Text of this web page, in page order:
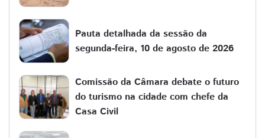
Pauta detalhada da sessão da
segunda-feira, 10 de agosto de 2026
Comissão da Câmara debate o futuro
do turismo na cidade com chefe da
Casa Civil